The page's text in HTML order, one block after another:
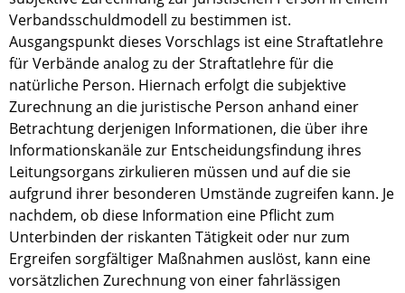
Verbandsschuldmodell zu bestimmen ist.
Ausgangspunkt dieses Vorschlags ist eine Straftatlehre
für Verbände analog zu der Straftatlehre für die
natürliche Person. Hiernach erfolgt die subjektive
Zurechnung an die juristische Person anhand einer
Betrachtung derjenigen Informationen, die über ihre
Informationskanäle zur Entscheidungsfindung ihres
Leitungsorgans zirkulieren müssen und auf die sie
aufgrund ihrer besonderen Umstände zugreifen kann. Je
nachdem, ob diese Information eine Pflicht zum
Unterbinden der riskanten Tätigkeit oder nur zum
Ergreifen sorgfältiger Maßnahmen auslöst, kann eine
vorsätzlichen Zurechnung von einer fahrlässigen